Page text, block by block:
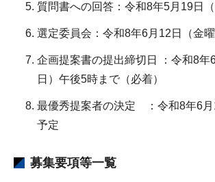
質問書への回答：令和8年5月19日
選定委員会：令和8年6月12日（金
企画提案書の提出締切日 ：令和8年
日）午後5時まで（必着）
最優秀提案者の決定 ：令和8年6月
予定
募集要項等一覧